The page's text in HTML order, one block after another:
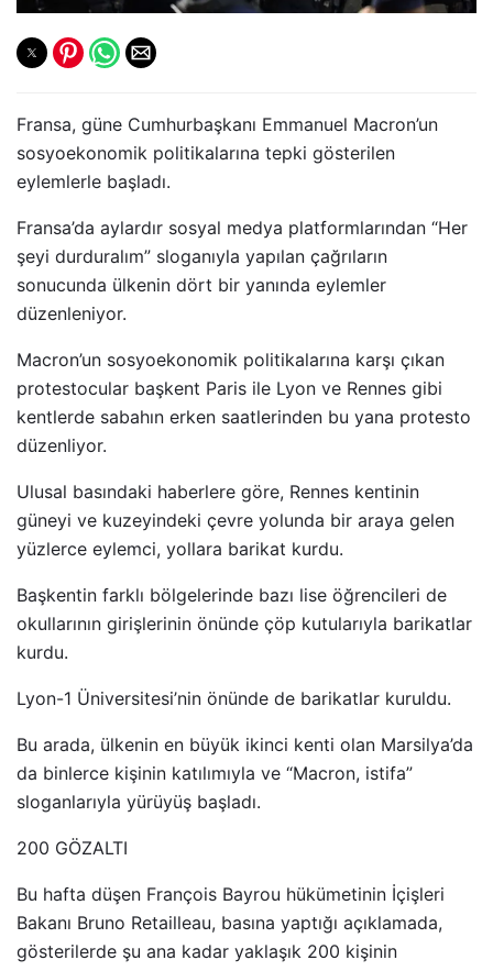
Fransa, güne Cumhurbaşkanı Emmanuel Macron’un
sosyoekonomik politikalarına tepki gösterilen
eylemlerle başladı.
Fransa’da aylardır sosyal medya platformlarından “Her
şeyi durduralım” sloganıyla yapılan çağrıların
sonucunda ülkenin dört bir yanında eylemler
düzenleniyor.
Macron’un sosyoekonomik politikalarına karşı çıkan
protestocular başkent Paris ile Lyon ve Rennes gibi
kentlerde sabahın erken saatlerinden bu yana protesto
düzenliyor.
Ulusal basındaki haberlere göre, Rennes kentinin
güneyi ve kuzeyindeki çevre yolunda bir araya gelen
yüzlerce eylemci, yollara barikat kurdu.
Başkentin farklı bölgelerinde bazı lise öğrencileri de
okullarının girişlerinin önünde çöp kutularıyla barikatlar
kurdu.
Lyon-1 Üniversitesi’nin önünde de barikatlar kuruldu.
Bu arada, ülkenin en büyük ikinci kenti olan Marsilya’da
da binlerce kişinin katılımıyla ve “Macron, istifa”
sloganlarıyla yürüyüş başladı.
200 GÖZALTI
Bu hafta düşen François Bayrou hükümetinin İçişleri
Bakanı Bruno Retailleau, basına yaptığı açıklamada,
gösterilerde şu ana kadar yaklaşık 200 kişinin